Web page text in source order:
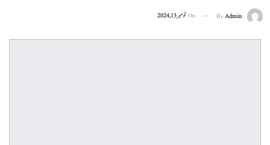
ByAdmin
On نومبر 13, 2024